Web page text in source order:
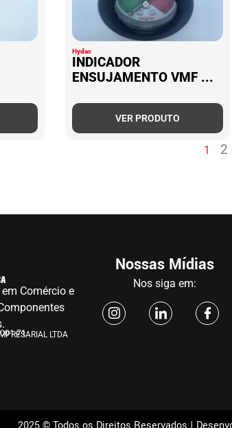
Hydac
INDICADOR
ENSUJAMENTO VMF ...
VER PRODUTO
1 2
Comércio e
LTDA
71
Nossas Mídias
Nos siga em: